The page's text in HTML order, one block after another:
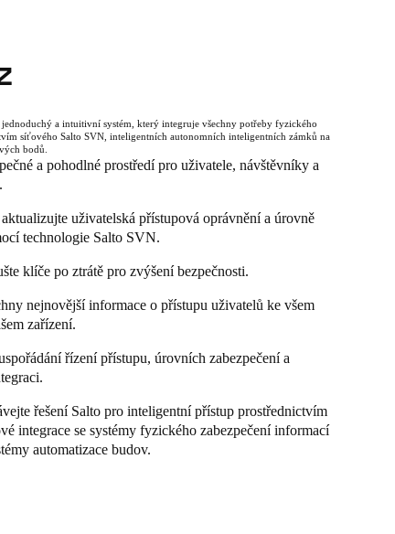
jednoduchý a intuitivní systém, který integruje všechny potřeby fyzického
síťového Salto SVN, inteligentních autonomních inteligentních zámků na
bodů.
a pohodlné prostředí pro uživatele, návštěvníky a
uživatelská přístupová oprávnění a úrovně
technologie Salto SVN.
klíče po ztrátě pro zvýšení bezpečnosti.
nejnovější informace o přístupu uživatelů ke všem
zařízení.
řízení přístupu, úrovních zabezpečení a
řešení Salto pro inteligentní přístup prostřednictvím
integrace se systémy fyzického zabezpečení informací
automatizace budov.